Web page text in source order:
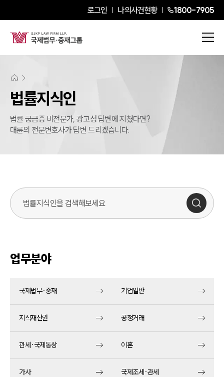
로그인 나의사건현황 1800-7905
법률지식인
법률 궁금증 비전문가, 광고성 답변에 지쳤다면?
대륜의 전문변호사가 답변 드리겠습니다.
법률지식인 검색창
업무분야
국제법무·중재 기업일반
지식재산권 공정거래
관세·국제통상 이혼
가사 국제조세·관세